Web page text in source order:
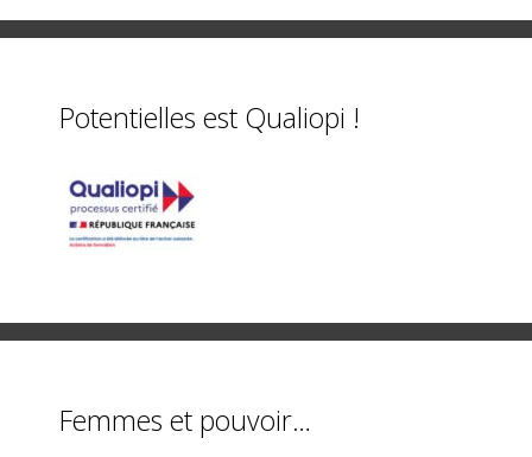
Potentielles est Qualiopi !
Femmes et pouvoir…